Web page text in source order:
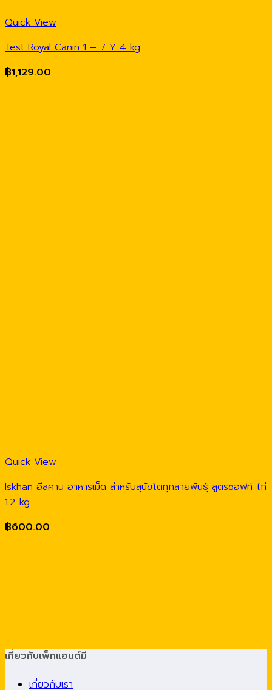
Quick View
Test Royal Canin 1 – 7 Y 4 kg
฿1,129.00
Quick View
Iskhan อีสคาน อาหารเม็ด สำหรับสุนัขโตทุกสายพันธุ์ สูตรซอฟท์ ไก่
1.2 kg
฿600.00
เกี่ยวกับเพ็ทแอนด์มี
เกี่ยวกับเรา